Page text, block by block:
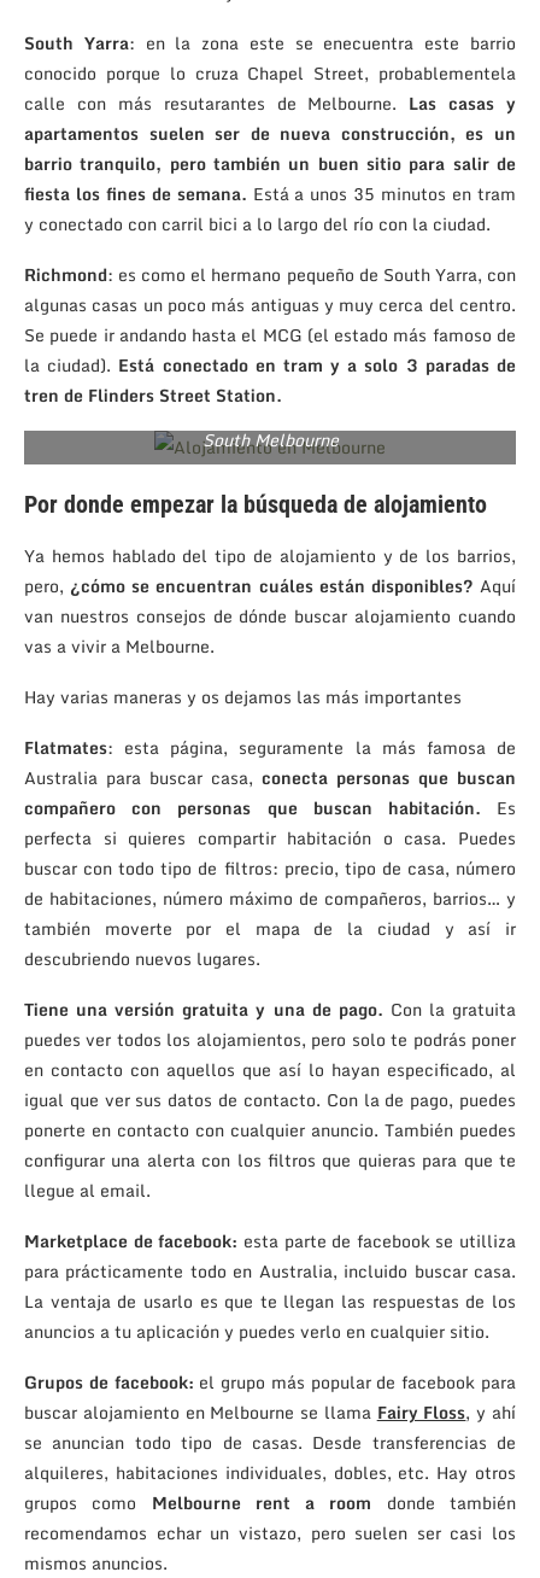
South Yarra: en la zona este se enecuentra este barrio
conocido porque lo cruza Chapel Street, probablementela
calle con más resutarantes de Melbourne. Las casas y
apartamentos suelen ser de nueva construcción, es un
barrio tranquilo, pero también un buen sitio para salir de
fiesta los fines de semana. Está a unos 35 minutos en tram
y conectado con carril bici a lo largo del río con la ciudad.
Richmond: es como el hermano pequeño de South Yarra, con
algunas casas un poco más antiguas y muy cerca del centro.
Se puede ir andando hasta el MCG (el estado más famoso de
la ciudad). Está conectado en tram y a solo 3 paradas de
tren de Flinders Street Station.
South Melbourne
Por donde empezar la búsqueda de alojamiento
Ya hemos hablado del tipo de alojamiento y de los barrios,
pero, ¿cómo se encuentran cuáles están disponibles? Aquí
van nuestros consejos de dónde buscar alojamiento cuando
vas a vivir a Melbourne.
Hay varias maneras y os dejamos las más importantes
Flatmates: esta página, seguramente la más famosa de
Australia para buscar casa, conecta personas que buscan
compañero con personas que buscan habitación. Es
perfecta si quieres compartir habitación o casa. Puedes
buscar con todo tipo de filtros: precio, tipo de casa, número
de habitaciones, número máximo de compañeros, barrios… y
también moverte por el mapa de la ciudad y así ir
descubriendo nuevos lugares.
Tiene una versión gratuita y una de pago. Con la gratuita
puedes ver todos los alojamientos, pero solo te podrás poner
en contacto con aquellos que así lo hayan especificado, al
igual que ver sus datos de contacto. Con la de pago, puedes
ponerte en contacto con cualquier anuncio. También puedes
configurar una alerta con los filtros que quieras para que te
llegue al email.
Marketplace de facebook: esta parte de facebook se utilliza
para prácticamente todo en Australia, incluido buscar casa.
La ventaja de usarlo es que te llegan las respuestas de los
anuncios a tu aplicación y puedes verlo en cualquier sitio.
Grupos de facebook: el grupo más popular de facebook para
buscar alojamiento en Melbourne se llama Fairy Floss, y ahí
se anuncian todo tipo de casas. Desde transferencias de
alquileres, habitaciones individuales, dobles, etc. Hay otros
grupos como Melbourne rent a room donde también
recomendamos echar un vistazo, pero suelen ser casi los
mismos anuncios.